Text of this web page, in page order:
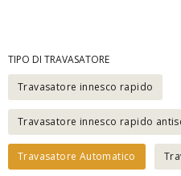
TIPO DI TRAVASATORE
Travasatore innesco rapido
Travasatore innesco rapido
Travasatore Automatico